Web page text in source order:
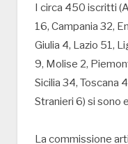
I circa 450 iscritti
16, Campania 32,
Giulia 4, Lazio 51,
9, Molise 2,
Sicilia 34, Toscana
Stranieri 6) si sono
La commissione